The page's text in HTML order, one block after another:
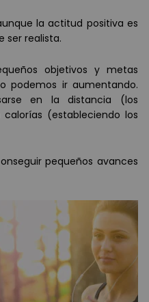
la actitud positiva es
ser realista.
objetivos y metas
podemos ir aumentando.
en la distancia (los
(estableciendo los
pequeños avances